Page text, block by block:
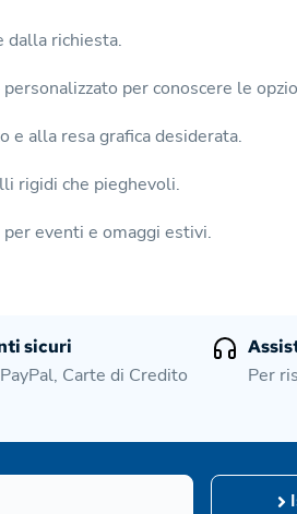
dalla richiesta.
per conoscere le
e alla resa grafica desiderata.
rigidi che pieghevoli.
eventi e omaggi estivi.
sicuri
Carte di Credito Per